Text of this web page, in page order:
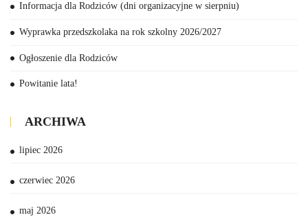
Informacja dla Rodziców (dni organizacyjne w sierpniu)
Wyprawka przedszkolaka na rok szkolny 2026/2027
Ogłoszenie dla Rodziców
Powitanie lata!
ARCHIWA
lipiec 2026
czerwiec 2026
maj 2026